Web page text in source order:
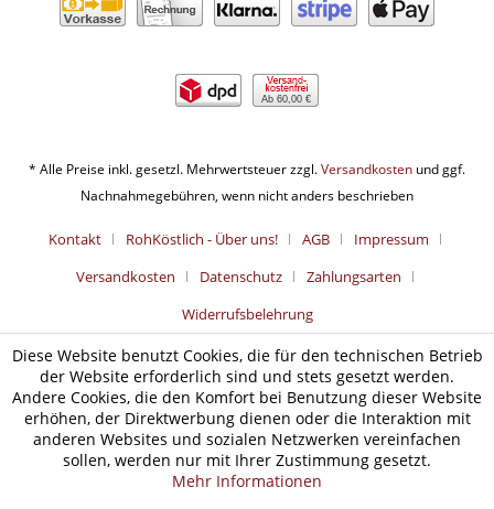
Ab 60,00 €
* Alle Preise inkl. gesetzl. Mehrwertsteuer zzgl.Versandkosten und ggf.
Nachnahmegebühren, wenn nicht anders beschrieben
Kontakt RohKöstlich - Über uns! AGB
Impressum
Versandkosten
Datenschutz
Zahlungsarten
Widerrufsbelehrung
Diese Website benutzt Cookies, die für den technischen Betrieb
der Website erforderlich sind und stets gesetzt werden.
Andere Cookies, die den Komfort bei Benutzung dieser Website
erhöhen, der Direktwerbung dienen oder die Interaktion mit
anderen Websites und sozialen Netzwerken vereinfachen
sollen, werden nur mit Ihrer Zustimmung gesetzt.
Mehr Informationen